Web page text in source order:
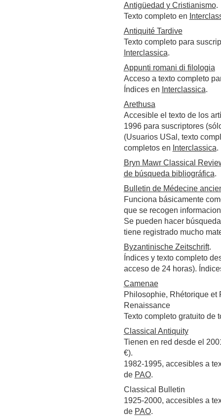
Antigüedad y Cristianismo.
Texto completo en
Antiquité Tardive
Texto completo para
Interclassica.
Appunti romani di filologia
Acceso a texto completo
Índices en Interclassica.
Arethusa
Accesible el texto de los
1996 para suscriptores
(Usuarios USal, texto
completos en Interclassica.
Bryn Mawr Classical
de búsqueda bibliográfica.
Bulletin de Médecine
Funciona básicamente
que se recogen
Se pueden hacer
tiene registrado mucho
Byzantinische Zeitschrift.
Índices y texto completo
acceso de 24 horas).
Camenae
Philosophie, Rhétorique et
Renaissance
Texto completo gratuito de
Classical Antiquity
Tienen en red desde el
€).
1982-1995, accesibles a
de PAO.
Classical Bulletin
1925-2000, accesibles a
de PAO.